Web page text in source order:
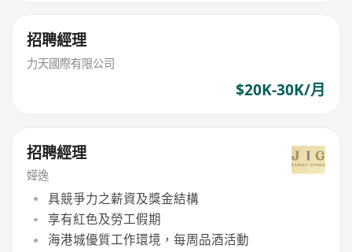
招聘經理
力天國際有限公司
$20K-30K/月
招聘經理
嬅逸
具競爭力之薪資及獎金結構
享有紅色及勞工假期
海港城優質工作環境，每周品酒活動